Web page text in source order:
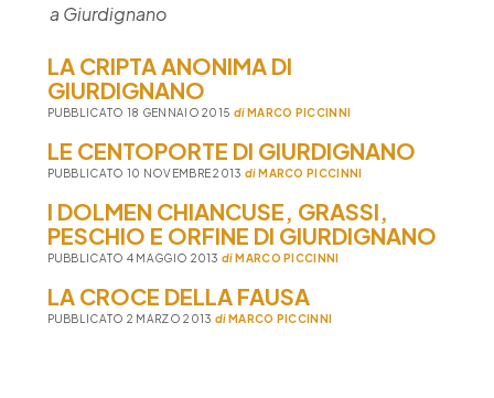
a Giurdignano
LA CRIPTA ANONIMA DI
GIURDIGNANO
PUBBLICATO 18 GENNAIO 2015 diMARCO PICCINNI
LE CENTOPORTE DI GIURDIGNANO
PUBBLICATO 10 NOVEMBRE 2013 diMARCO PICCINNI
I DOLMEN CHIANCUSE, GRASSI,
PESCHIO E ORFINE DI GIURDIGNANO
PUBBLICATO 4 MAGGIO 2013diMARCO PICCINNI
LA CROCE DELLA FAUSA
PUBBLICATO 2 MARZO 2013 diMARCO PICCINNI